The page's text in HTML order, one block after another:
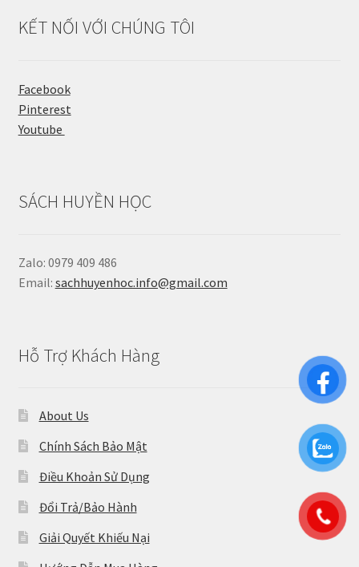
KẾT NỐI VỚI CHÚNG TÔI
Facebook
Pinterest
Youtube
SÁCH HUYỀN HỌC
Zalo: 0979 409 486
Email: sachhuyenhoc.info@gmail.com
Hỗ Trợ Khách Hàng
About Us
Chính Sách Bảo Mật
Điều Khoản Sử Dụng
Đổi Trả/Bảo Hành
Giải Quyết Khiếu Nại